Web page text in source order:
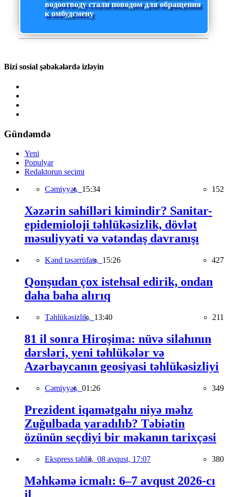
водоотводу стали поводом для обращения
к омбудсмену
Bizi sosial şəbəkələrdə izləyin
Gündəmdə
Yeni
Populyar
Redaktorun seçimi
Cəmiyyət, 15:34 152
Xəzərin sahilləri kimindir? Sanitar-
epidemioloji təhlükəsizlik, dövlət
məsuliyyəti və vətəndaş davranışı
Kənd təsərrüfatı, 15:26 427
Qonşudan çox istehsal edirik, ondan
daha baha alırıq
Təhlükəsizlik, 13:40 211
81 il sonra Hiroşima: nüvə silahının
dərsləri, yeni təhlükələr və
Azərbaycanın geosiyasi təhlükəsizliyi
Cəmiyyət, 01:26 349
Prezident iqamətgahı niyə məhz
Zuğulbada yaradılıb? Təbiətin
özünün seçdiyi bir məkanın tarixçəsi
Ekspress təhlil, 08 avqust, 17:07 380
Məhkəmə icmalı: 6–7 avqust 2026-cı
il